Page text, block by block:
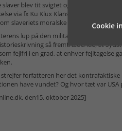
slaver blev tit svigtet og reelt ikke fri
via fx Ku Klux Klans store
slaveriets moralske angribelighed i
lup på den militære forherligelse
så fremtrædende, at
fejlfri i en grad, at enhver fejltagelse
forfatteren her det
have vundet? Og hvor tæt var USA
den15. oktober 2025]
Cookie